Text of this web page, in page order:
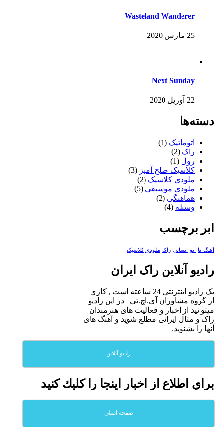
Wasteland Wanderer
25 مارس 2020
Next Sunday
22 آوریل 2020
دسته‌ها
اتوماتیک (1)
راک (2)
رول (1)
کلاسیک صلح آمیز (3)
ملودی کلاسیک (2)
ملودی موسیقی (5)
هماهنگی (2)
وسیله (4)
ابر برچسب
آهنگ ها اتو انسانی راک ملودی کلاسیک
رادیو آنلاین راک ایران
یک رادیو اینترنتی 24 ساعته است , کاری
از گروه مشاوران آی.اچ.تی , در این رادیو
میتوانید از اخبار و فعالیت های هنرمندان
راک و متال ایرانی مطلع شوید و آهنگ های
آنها را بشنوید.
رادیو آنلاین
براي اطلاع از اخبار اينجا را كليك كنيد
صفحه اصلی